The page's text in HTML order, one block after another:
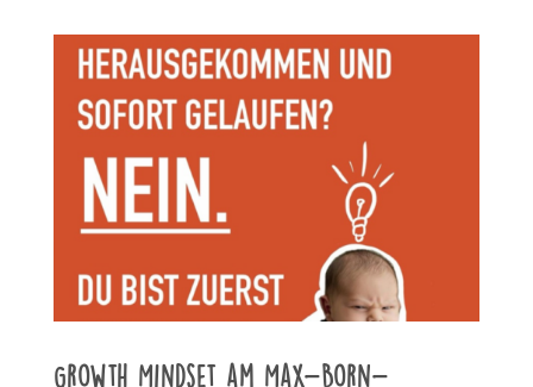
Growth Mindset am Max-Born-